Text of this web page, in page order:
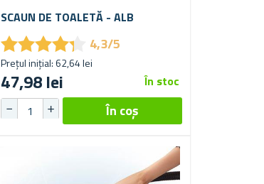
SCAUN DE TOALETĂ - ALB
★★★★★
★★★★★ 4,3/5
Prețul inițial: 62,64 lei
47,98 lei În stoc